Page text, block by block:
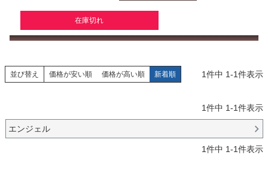
在庫切れ
並び替え 価格が安い順 価格が高い順 新着順 1件中 1-1件表示
1件中 1-1件表示
エンジェル
1件中 1-1件表示